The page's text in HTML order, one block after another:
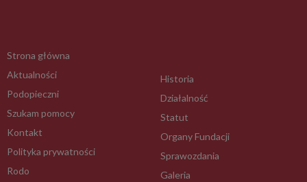
Strona główna
Aktualności
Podopieczni
Szukam pomocy
Kontakt
Polityka prywatności
Rodo
Historia
Działalność
Statut
Organy Fundacji
Sprawozdania
Galeria